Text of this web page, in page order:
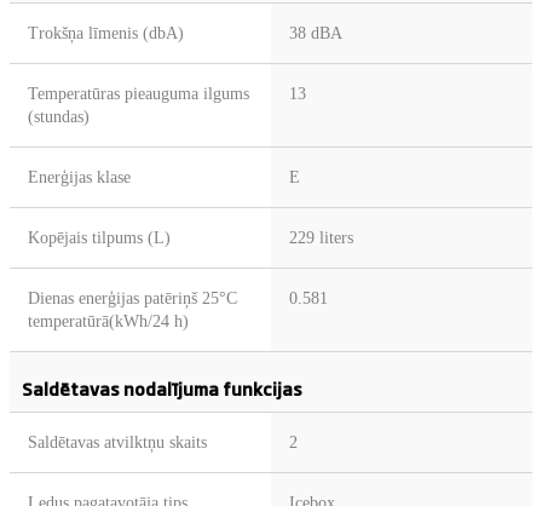
Trokšņa līmenis (dbA) 38 dBA
Temperatūras pieauguma ilgums
(stundas)
13
Enerģijas klase E
Kopējais tilpums (L) 229 liters
Dienas enerģijas patēriņš 25°C
temperatūrā(kWh/24 h)
0.581
Saldētavas nodalījuma funkcijas
Saldētavas atvilktņu skaits 2